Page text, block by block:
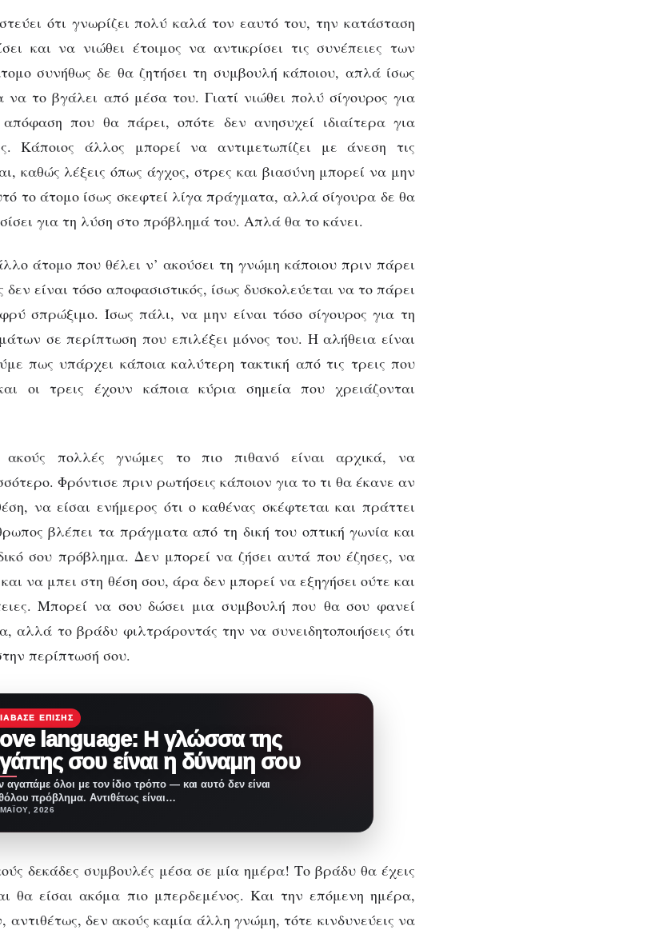
ότι γνωρίζει πολύ καλά τον εαυτό του, την κατάσταση
και να νιώθει έτοιμος να αντικρίσει τις συνέπειες των
συνήθως δε θα ζητήσει τη συμβουλή κάποιου, απλά ίσως
να το βγάλει από μέσα του. Γιατί νιώθει πολύ σίγουρος για
που θα πάρει, οπότε δεν ανησυχεί ιδιαίτερα για
Κάποιος άλλος μπορεί να αντιμετωπίζει με άνεση τις
καθώς λέξεις όπως άγχος, στρες και βιασύνη μπορεί να μην
το άτομο ίσως σκεφτεί λίγα πράγματα, αλλά σίγουρα δε θα
για τη λύση στο πρόβλημά του. Απλά θα το κάνει.
άτομο που θέλει ν’ ακούσει τη γνώμη κάποιου πριν πάρει
είναι τόσο αποφασιστικός, ίσως δυσκολεύεται να το πάρει
σπρώξιμο. Ίσως πάλι, να μην είναι τόσο σίγουρος για τη
σε περίπτωση που επιλέξει μόνος του. Η αλήθεια είναι
πως υπάρχει κάποια καλύτερη τακτική από τις τρεις που
οι τρεις έχουν κάποια κύρια σημεία που χρειάζονται
πολλές γνώμες το πιο πιθανό είναι αρχικά, να
Φρόντισε πριν ρωτήσεις κάποιον για το τι θα έκανε αν
να είσαι ενήμερος ότι ο καθένας σκέφτεται και πράττει
βλέπει τα πράγματα από τη δική του οπτική γωνία και
σου πρόβλημα. Δεν μπορεί να ζήσει αυτά που έζησες, να
να μπει στη θέση σου, άρα δεν μπορεί να εξηγήσει ούτε και
Μπορεί να σου δώσει μια συμβουλή που θα σου φανεί
αλλά το βράδυ φιλτράροντάς την να συνειδητοποιήσεις ότι
περίπτωσή σου.
ΕΠΊΣΗΣ
language: Η γλώσσα της
σου είναι η δύναμη σου
αγαπάμε όλοι με τον ίδιο τρόπο — και αυτό δεν είναι
πρόβλημα. Αντιθέτως είναι…
2026
δεκάδες συμβουλές μέσα σε μία ημέρα! Το βράδυ θα έχεις
θα είσαι ακόμα πιο μπερδεμένος. Και την επόμενη ημέρα,
δεν ακούς καμία άλλη γνώμη, τότε κινδυνεύεις να